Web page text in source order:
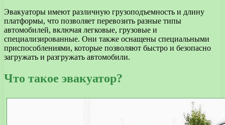
Эвакуаторы имеют различную грузоподъемность и длину
платформы, что позволяет перевозить разные типы
автомобилей, включая легковые, грузовые и
специализированные. Они также оснащены специальными
приспособлениями, которые позволяют быстро и безопасно
загружать и разгружать автомобили.
Что такое эвакуатор?